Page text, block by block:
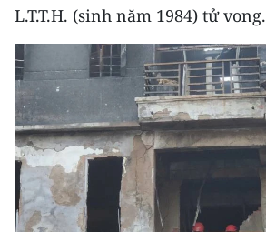
Media Văn hóa
Media Xã hội
Media Pháp luật
Media Du lịch
Media Thế giới
Media Thể thao
L.T.T.H. (sinh năm 1984) tử vong.